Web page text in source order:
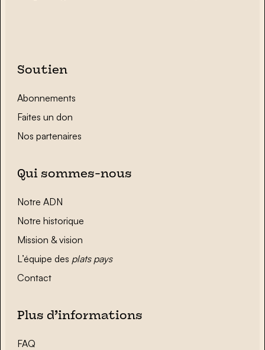
Soutien
Abonnements
Faites un don
Nos partenaires
Qui sommes-nous
Notre ADN
Notre historique
Mission & vision
L’équipe des plats pays
Contact
Plus d’informations
FAQ